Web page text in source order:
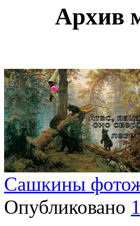
Архив
Сашкины
Опубликовано